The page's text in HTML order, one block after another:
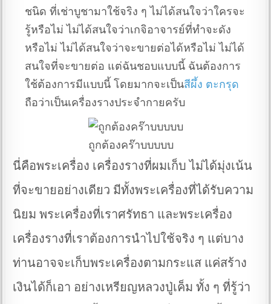
ชนิด ที่เช่าบูชามาใช้จริง ๆ ไม่ได้สนใจว่าใครจะ
รู้หรือไม่ ไม่ได้สนใจว่าเกจิอาจารย์ที่ทำจะดัง
หรือไม่ ไม่ได้สนใจว่าจะขายต่อได้หรือไม่ ไม่ได้
สนใจที่จะขายต่อ แต่ฉันชอบแบบนี้ ฉันต้องการ
ใช้ต้องการมีแบบนี้ โดยมากจะเป็นสีผึ้ง ตะกรุด
ถือว่าเป็นเครื่องรางประจำกายครับ
ถูกต้องคร๊าบบบบบ
นี่คือพระเครื่อง เครื่องรางที่ผมเก็บ ไม่ได้มุ่งเน้น
ที่จะขายอย่างเดียว มีทั้งพระเครื่องที่ได้รับความ
นิยม พระเครื่องที่เราศรัทธา และพระเครื่อง
เครื่องรางที่เราต้องการนำไปใช้จริง ๆ แต่บาง
ท่านอาจจะเก็บพระเครื่องตามกระแส แค่สร้าง
เงินได้ก็เอา อย่างเหรียญหลวงปู่เค็ม ทั้ง ๆ ที่รู้ว่า